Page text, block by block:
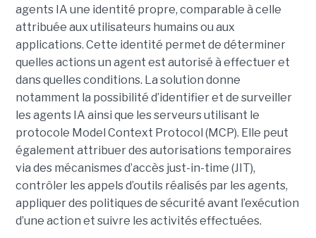
agents IA une identité propre, comparable à celle
attribuée aux utilisateurs humains ou aux
applications. Cette identité permet de déterminer
quelles actions un agent est autorisé à effectuer et
dans quelles conditions. La solution donne
notamment la possibilité d’identifier et de surveiller
les agents IA ainsi que les serveurs utilisant le
protocole Model Context Protocol (MCP). Elle peut
également attribuer des autorisations temporaires
via des mécanismes d’accès just-in-time (JIT),
contrôler les appels d’outils réalisés par les agents,
appliquer des politiques de sécurité avant l’exécution
d’une action et suivre les activités effectuées.